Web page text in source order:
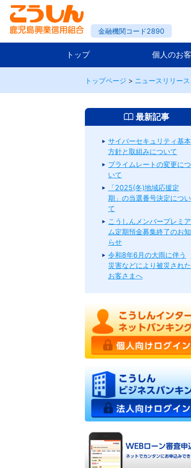
金融機関コード2890
トップ 個人のお
トップページ > ニュースリリース
最新記事
サイバーセキュリティ基本
方針と取組みについて
プライムレートの変更につ
いて
「2025(冬)地域応援定
期」の当選番号決定につい
て
こうしんメンバープレミア
ム定期預金募集終了のお知
らせ
令和8年6月の大雨に伴う
災害などにより被災された
お客さまへ